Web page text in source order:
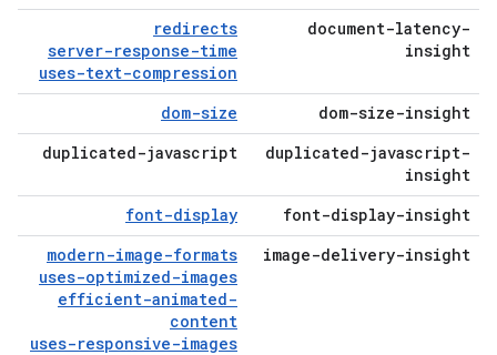
document-latency-
insight
redirects
server-response-time
uses-text-compression
dom-size-insight
dom-size
duplicated-javascript-
insight
duplicated-javascript
font-display-insight
font-display
image-delivery-insight
modern-image-formats
uses-optimized-images
efficient-animated-
content
uses-responsive-images